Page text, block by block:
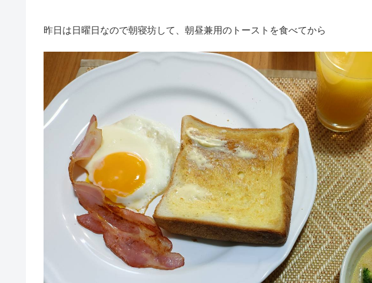
昨日は日曜日なので朝寝坊して、朝昼兼用のトーストを食べてから